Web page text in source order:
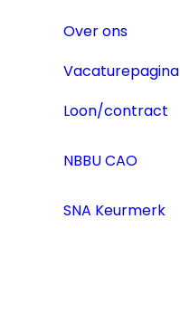
Over ons
Vacaturepagina
Loon/contract
NBBU CAO
SNA Keurmerk